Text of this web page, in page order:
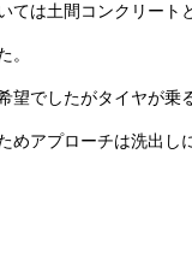
ては土間コンクリート
。
でしたがタイヤが乗
めアプローチは洗出し